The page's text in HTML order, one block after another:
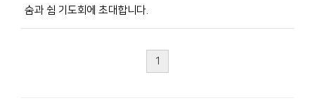
숨과 쉼 기도회에 초대합니다.
1